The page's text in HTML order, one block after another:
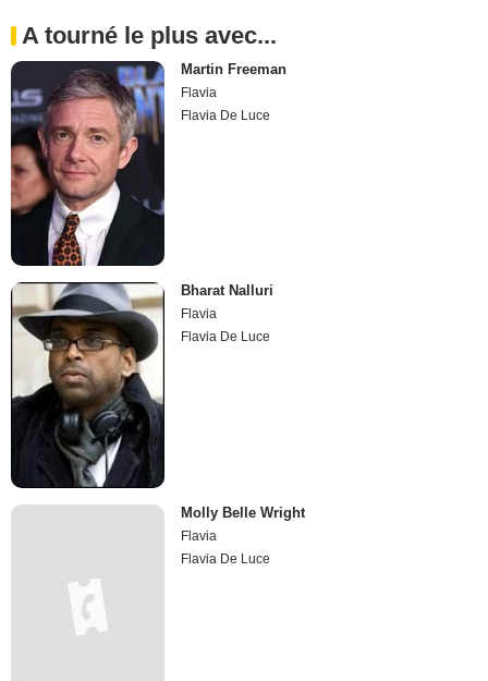
A tourné le plus avec...
Martin Freeman
Flavia
Flavia De Luce
Bharat Nalluri
Flavia
Flavia De Luce
Molly Belle Wright
Flavia
Flavia De Luce